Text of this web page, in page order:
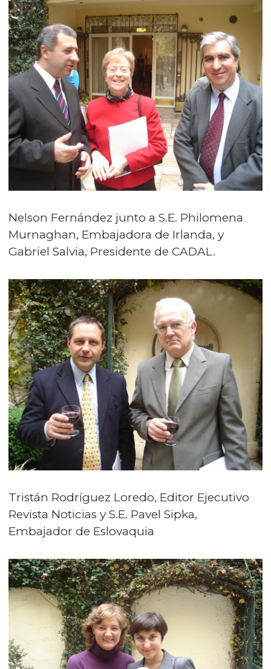
Nelson Fernández junto a S.E. Philomena
Murnaghan, Embajadora de Irlanda, y
Gabriel Salvia, Presidente de CADAL.
Tristán Rodríguez Loredo, Editor Ejecutivo
Revista Noticias y S.E. Pavel Sipka,
Embajador de Eslovaquia